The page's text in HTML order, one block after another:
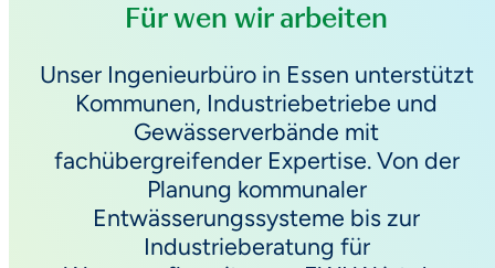
Für wen wir arbeiten
Unser Ingenieurbüro in Essen unterstützt
Kommunen, Industriebetriebe und
Gewässerverbände mit
fachübergreifender Expertise. Von der
Planung kommunaler
Entwässerungssysteme bis zur
Industrieberatung für